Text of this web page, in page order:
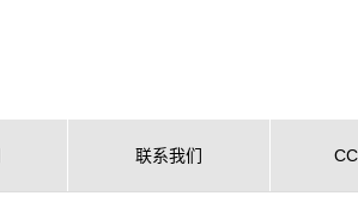
联系我们